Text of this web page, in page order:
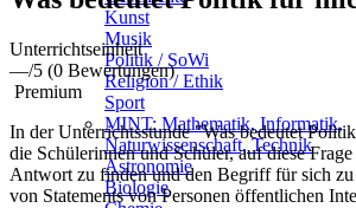
Kunst
Musik
Politik / SoWi
Religion / Ethik
Sport
MINT: Mathematik, Informatik,
Naturwissenschaft, Technik
Astronomie
Biologie
Unterrichtseinheit
—/5 (0 Bewertungen)
Premium
In der Unterrichtsstunde "Was bedeutet
die Schülerinnen und Schüler, auf diese
Antwort zu finden und den Begriff für sich
von Statements von Personen öffentlichen